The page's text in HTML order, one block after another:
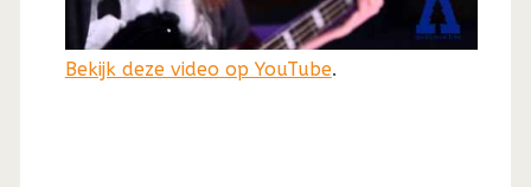
Bekijk deze video op YouTube.